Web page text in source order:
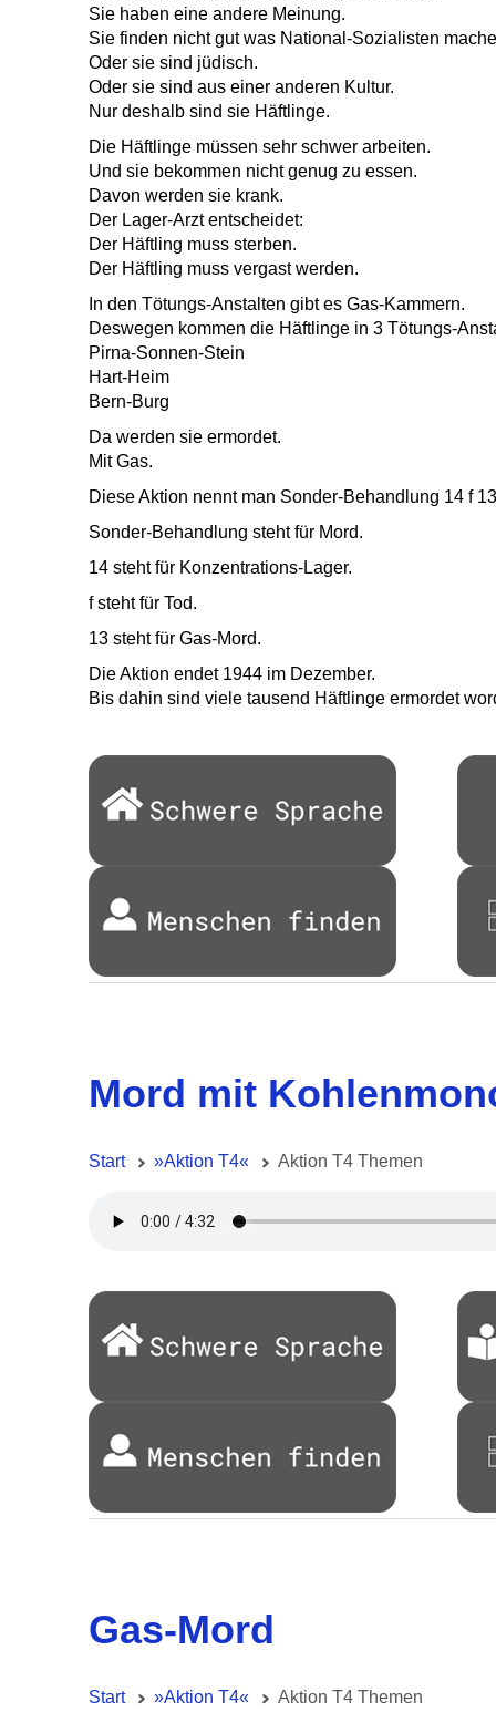
Sie haben eine andere Meinung.
Sie finden nicht gut was National-Sozialisten
Oder sie sind jüdisch.
Oder sie sind aus einer anderen Kultur.
Nur deshalb sind sie Häftlinge.
Die Häftlinge müssen sehr schwer arbeiten.
Und sie bekommen nicht genug zu essen.
Davon werden sie krank.
Der Lager-Arzt entscheidet:
Der Häftling muss sterben.
Der Häftling muss vergast werden.
In den Tötungs-Anstalten gibt es Gas-Kammern.
Deswegen kommen die Häftlinge in 3 Tötungs-
Pirna-Sonnen-Stein
Hart-Heim
Bern-Burg
Da werden sie ermordet.
Mit Gas.
Diese Aktion nennt man Sonder-Behandlung 14 f
Sonder-Behandlung steht für Mord.
14 steht für Konzentrations-Lager.
f steht für Tod.
13 steht für Gas-Mord.
Die Aktion endet 1944 im Dezember.
Bis dahin sind viele tausend Häftlinge ermordet
Mord mit
Start »Aktion T4« Aktion T4 Themen
Gas-Mord
Start »Aktion T4« Aktion T4 Themen